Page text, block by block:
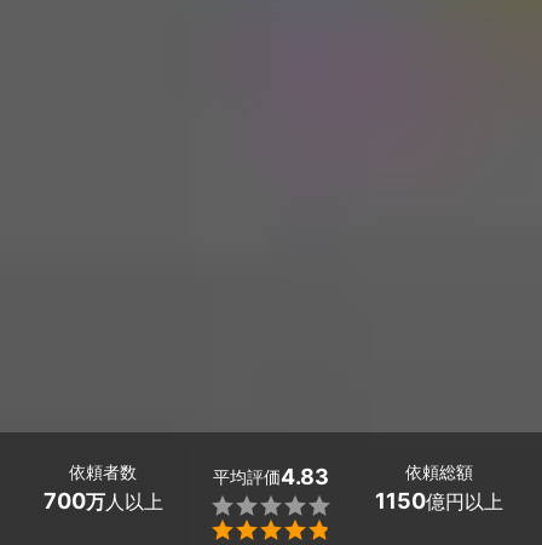
依頼者数
700万人以上
平均評価4.83


依頼総額
1150億円以上